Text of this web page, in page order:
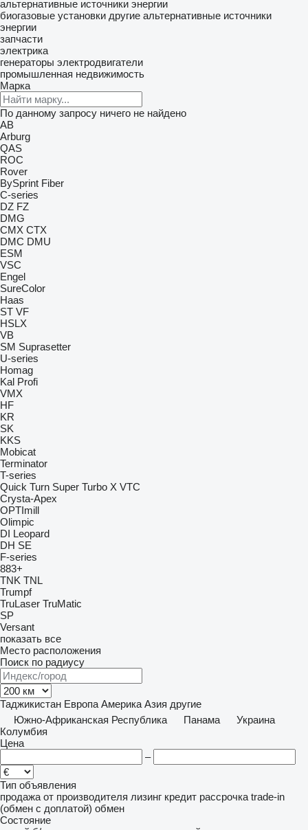
альтернативные источники энергии
биогазовые установки другие альтернативные источники
энергии
запчасти
электрика
генераторы электродвигатели
промышленная недвижимость
Марка
По данному запросу ничего не найдено
AB
Arburg
QAS
ROC
Rover
BySprint Fiber
C-series
DZ FZ
DMG
CMX CTX
DMC DMU
ESM
VSC
Engel
SureColor
Haas
ST VF
HSLX
VB
SM Suprasetter
U-series
Homag
Kal Profi
VMX
HF
KR
SK
KKS
Mobicat
Terminator
T-series
Quick Turn Super Turbo X VTC
Crysta-Apex
OPTImill
Olimpic
DI Leopard
DH SE
F-series
883+
TNK TNL
Trumpf
TruLaser TruMatic
SP
Versant
показать все
Место расположения
Поиск по радиусу
Таджикистан Европа Америка Азия другие
Южно-Африканская Республика
Панама
Украина
Колумбия
Цена
–
Тип объявления
продажа от производителя лизинг кредит рассрочка trade-in
(обмен с доплатой) обмен
Состояние